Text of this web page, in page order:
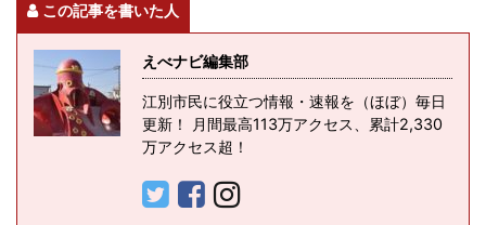
この記事を書いた人
えべナビ編集部
江別市民に役立つ情報・速報を（ほぼ）毎日
更新！ 月間最高113万アクセス、累計2,330
万アクセス超！